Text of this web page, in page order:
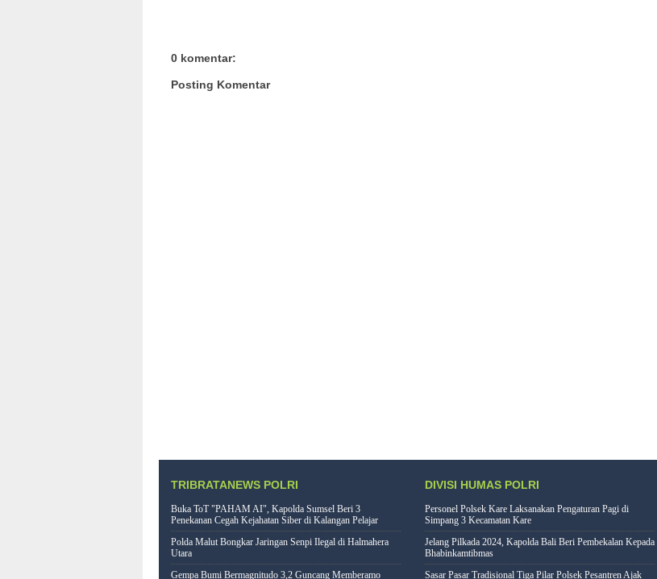
0 komentar:
Posting Komentar
TRIBRATANEWS POLRI
Buka ToT "PAHAM AI", Kapolda Sumsel Beri 3
Penekanan Cegah Kejahatan Siber di Kalangan Pelajar
Polda Malut Bongkar Jaringan Senpi Ilegal di Halmahera
Utara
Gempa Bumi Bermagnitudo 3,2 Guncang Memberamo
DIVISI HUMAS POLRI
Personel Polsek Kare Laksanakan Pengaturan Pagi di
Simpang 3 Kecamatan Kare
Jelang Pilkada 2024, Kapolda Bali Beri Pembekalan Kepada
Bhabinkamtibmas
Sasar Pasar Tradisional Tiga Pilar Polsek Pesantren Ajak